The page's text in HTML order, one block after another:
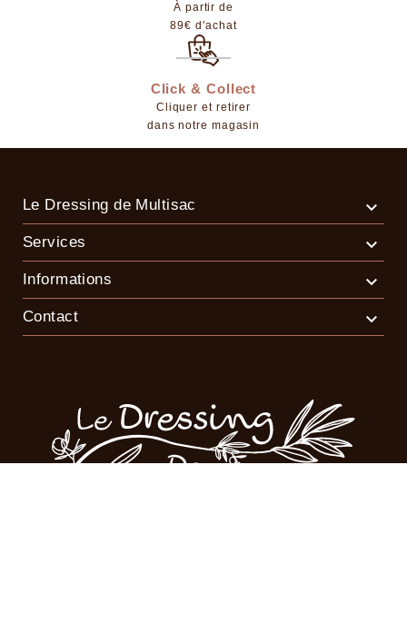
À partir de
89€ d'achat
Click & Collect
Cliquer et retirer
dans notre magasin
Le Dressing de Multisac 
Services 
Informations 
Contact 